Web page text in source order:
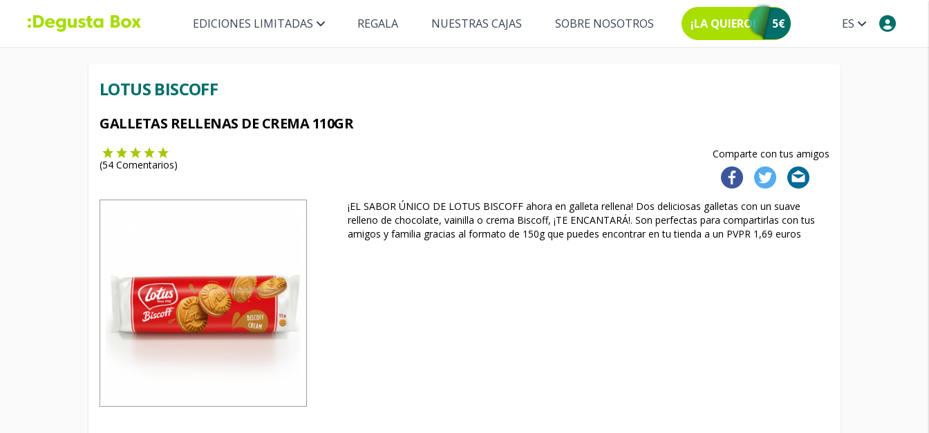
ES
EDICIONES LIMITADAS REGALA NUESTRAS CAJAS SOBRE NOSOTROS ¡LA QUIERO! 5€
LOTUS BISCOFF
GALLETAS RELLENAS DE CREMA 110GR
Comparte con tus amigos
(54 Comentarios)
¡EL SABOR ÚNICO DE LOTUS BISCOFF ahora en galleta rellena! Dos deliciosas galletas con un suave
relleno de chocolate, vainilla o crema Biscoff, ¡TE ENCANTARÁ!. Son perfectas para compartirlas con tus
amigos y familia gracias al formato de 150g que puedes encontrar en tu tienda a un PVPR 1,69 euros